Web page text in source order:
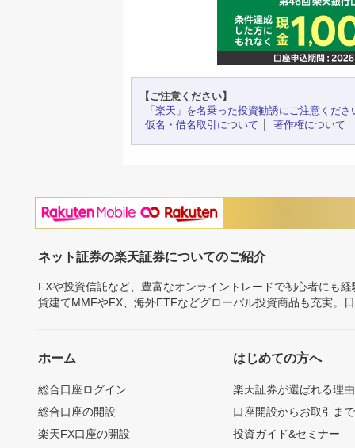
【ご注意ください】
「楽天」を名乗った投資勧誘にご注意くださ
仮名・借名取引について
著作権について
ネット証券の楽天証券についてのご紹介
FXや投資信託など、豊富なオンライントレードで初心者にも
貨建てMMFやFX、海外ETFなどグローバル投資商品も充実。
ホーム
総合口座ログイン
総合口座の開設
楽天FX口座の開設
はじめての方へ
楽天証券が選ばれる理由
口座開設からお取引ま
投資ガイド&セミナー